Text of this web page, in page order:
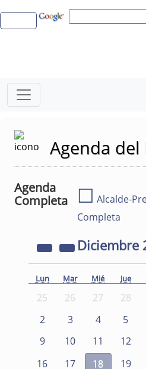
Agenda del
Agenda
Completa
☐ Alcalde-
Completa
Diciembre
Lun Mar Mié Jue
25 26 27 28
2
3 4 5
9
10 11 12
16
17 18 19